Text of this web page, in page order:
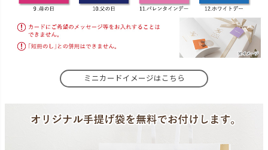
ミニカードイメージはこちら